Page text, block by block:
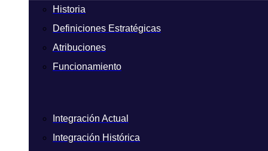
Historia
Definiciones Estratégicas
Atribuciones
Funcionamiento
Integración Actual
Integración Histórica